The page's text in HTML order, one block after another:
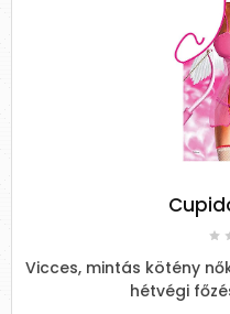
Vicces, mintás kötény
hétvégi